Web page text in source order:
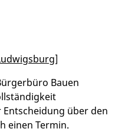
Bauen
über den
einen Termin.